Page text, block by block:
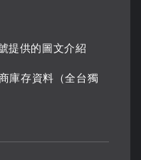
提供的圖文介紹
庫存資料（全台獨